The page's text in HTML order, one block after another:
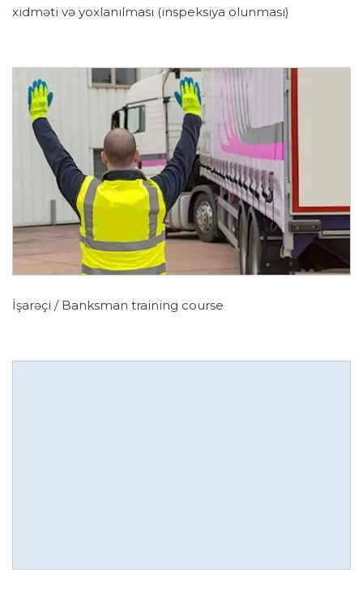
xidməti və yoxlanılması (inspeksiya olunması)
İşarəçi / Banksman training course